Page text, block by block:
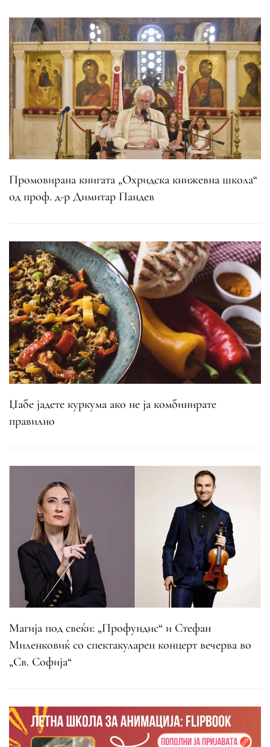
Промовирана книгата „Охридска книжевна школа“
од проф. д-р Димитар Пандев
Џабе јадете куркума ако не ја комбинирате
правилно
Магија под свеќи: „Профундис“ и Стефан
Миленковиќ со спектакуларен концерт вечерва во
„Св. Софија“